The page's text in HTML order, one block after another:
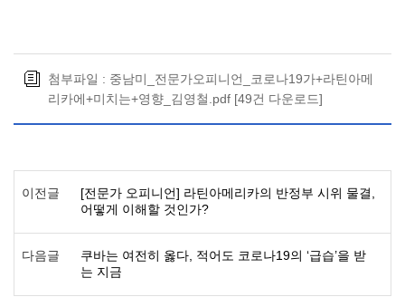
첨부파일 : 중남미_전문가오피니언_코로나19가+라틴아메
리카에+미치는+영향_김영철.pdf [49건 다운로드]
이전글
[전문가 오피니언] 라틴아메리카의 반정부 시위 물결,
어떻게 이해할 것인가?
다음글
쿠바는 여전히 옳다, 적어도 코로나19의 ‘급습’을 받
는 지금